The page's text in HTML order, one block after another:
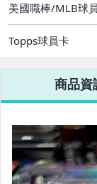
美國職棒/MLB球
Topps球員卡
商品資